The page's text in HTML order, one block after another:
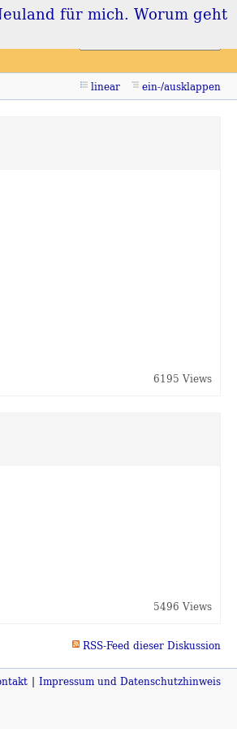
Login Registrieren
linear ein-/ausklappen
6195 Views
5496 Views
RSS-Feed dieser Diskussion
Impressum und Datenschutzhinweis
für mich. Worum geht